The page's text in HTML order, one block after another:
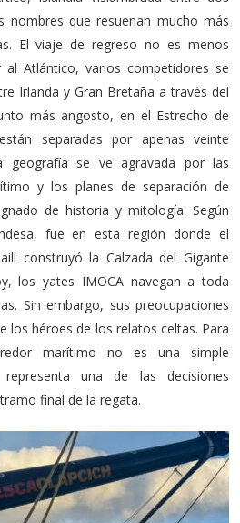
nombres que resuenan mucho más
El viaje de regreso no es menos
al Atlántico, varios competidores se
Irlanda y Gran Bretaña a través del
más angosto, en el Estrecho de
separadas por apenas veinte
geografía se ve agravada por las
y los planes de separación de
de historia y mitología. Según
fue en esta región donde el
construyó la Calzada del Gigante
los yates IMOCA navegan a toda
Sin embargo, sus preocupaciones
los héroes de los relatos celtas. Para
marítimo no es una simple
una de las decisiones
final de la regata.